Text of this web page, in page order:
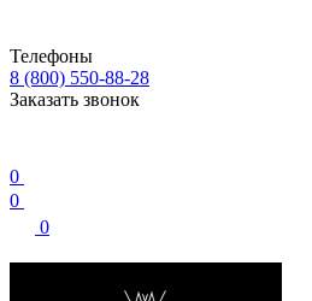
Телефоны
8 (800) 550-88-28
Заказать звонок
0
0
0